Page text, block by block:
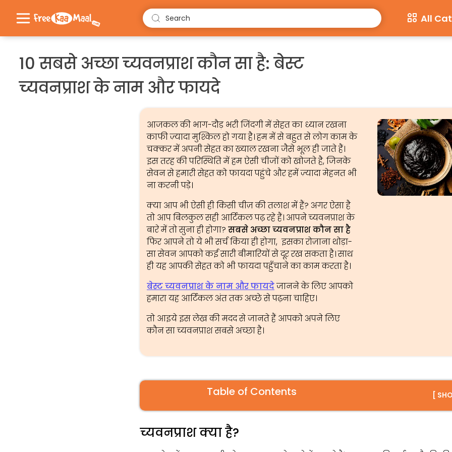
Search All
10 सबसे अच्छा च्यवनप्राश कौन सा है: बेस्ट
च्यवनप्राश के नाम और फायदे
आजकल की भाग-दौड़ भरी जिंदगी में सेहत का ध्यान रखना
काफी ज़्यादा मुश्किल हो गया है। हम में से बहुत से लोग काम के
चक्कर में अपनी सेहत का ख्याल रखना जैसे भूल ही जाते हैं।
इस तरह की परिस्थिति में हम ऐसी चीजों को खोजते है, जिनके
सेवन से हमारी सेहत को फायदा पहुंचे और हमें ज़्यादा मेहनत भी
ना करनी पड़े।
क्या आप भी ऐसी ही किसी चीज़ की तलाश में हैं? अगर ऐसा है
तो आप बिलकुल सही आर्टिकल पढ़ रहे हैं। आपने च्यवनप्राश के
बारे में तो सुना ही होगा? सबसे अच्छा च्यवनप्राश कौन सा है
फिर आपने तो ये भी सर्च किया ही होगा, इसका रोज़ाना थोड़ा-
सा सेवन आपको कई सारी बीमारियों से दूर रख सकता है। साथ
ही यह आपकी सेहत को भी फायदा पहुँचाने का काम करता है।
बेस्ट च्यवनप्राश के नाम और फायदेजानने के लिए आपको
हमारा यह आर्टिकल अंत तक अच्छे से पढ़ना चाहिए।
तो आइये इस लेख की मदद से जानते हैं आपको अपने लिए
कौन सा च्यवनप्राश सबसे अच्छा है।
Table of Contents [
च्यवनप्राश क्या है?